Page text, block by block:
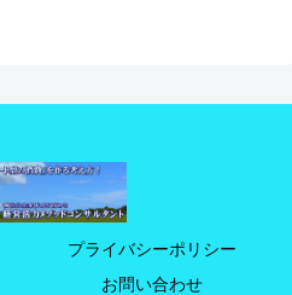
プライバシーポリシー
お問い合わせ